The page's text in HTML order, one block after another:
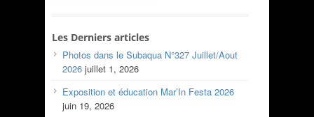
Les Derniers articles
Photos dans le Subaqua N°327 Juillet/Aout
2026 juillet 1, 2026
Exposition et éducation Mar’In Festa 2026
juin 19, 2026